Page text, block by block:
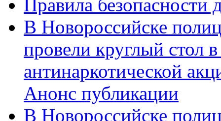
Правила безопасности
В Новороссийске
провели круглый стол
антинаркотической
Анонс публикации
В Новороссийске